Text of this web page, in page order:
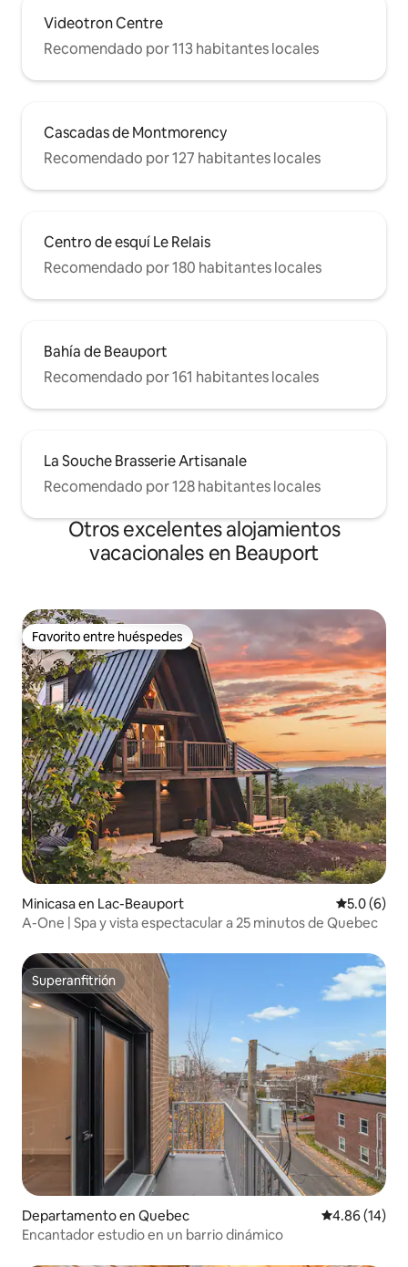
Videotron Centre
Recomendado por 113 habitantes locales
Cascadas de Montmorency
Recomendado por 127 habitantes locales
Centro de esquí Le Relais
Recomendado por 180 habitantes locales
Bahía de Beauport
Recomendado por 161 habitantes locales
La Souche Brasserie Artisanale
Recomendado por 128 habitantes locales
Otros excelentes alojamientos
vacacionales en Beauport
Favorito entre huéspedes
Favorito entre huéspedes
Minicasa en Lac-Beauport
5.0 (6)
A-One | Spa y vista espectacular a 25 minutos de Quebec
Superanfitrión
Superanfitrión
Departamento en Quebec Calificación
4.86 (14)
Encantador estudio en un barrio dinámico